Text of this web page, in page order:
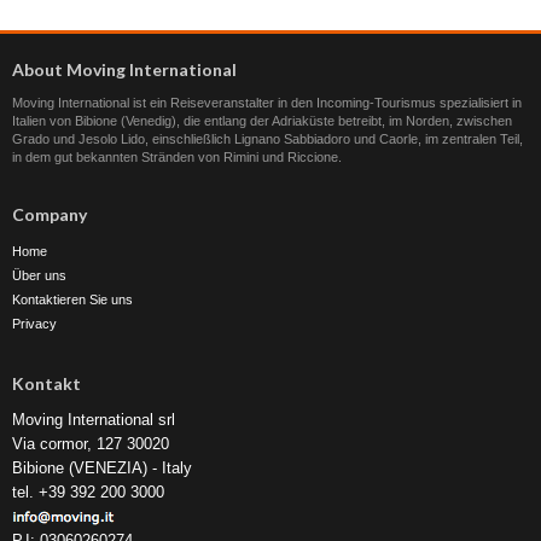
About Moving International
Moving International ist ein Reiseveranstalter in den Incoming-Tourismus spezialisiert in
Italien von Bibione (Venedig), die entlang der Adriaküste betreibt, im Norden, zwischen
Grado und Jesolo Lido, einschließlich Lignano Sabbiadoro und Caorle, im zentralen Teil,
in dem gut bekannten Stränden von Rimini und Riccione.
Company
Home
Über uns
Kontaktieren Sie uns
Privacy
Kontakt
Moving International srl
Via cormor, 127 30020
Bibione (VENEZIA) - Italy
tel. +39 392 200 3000